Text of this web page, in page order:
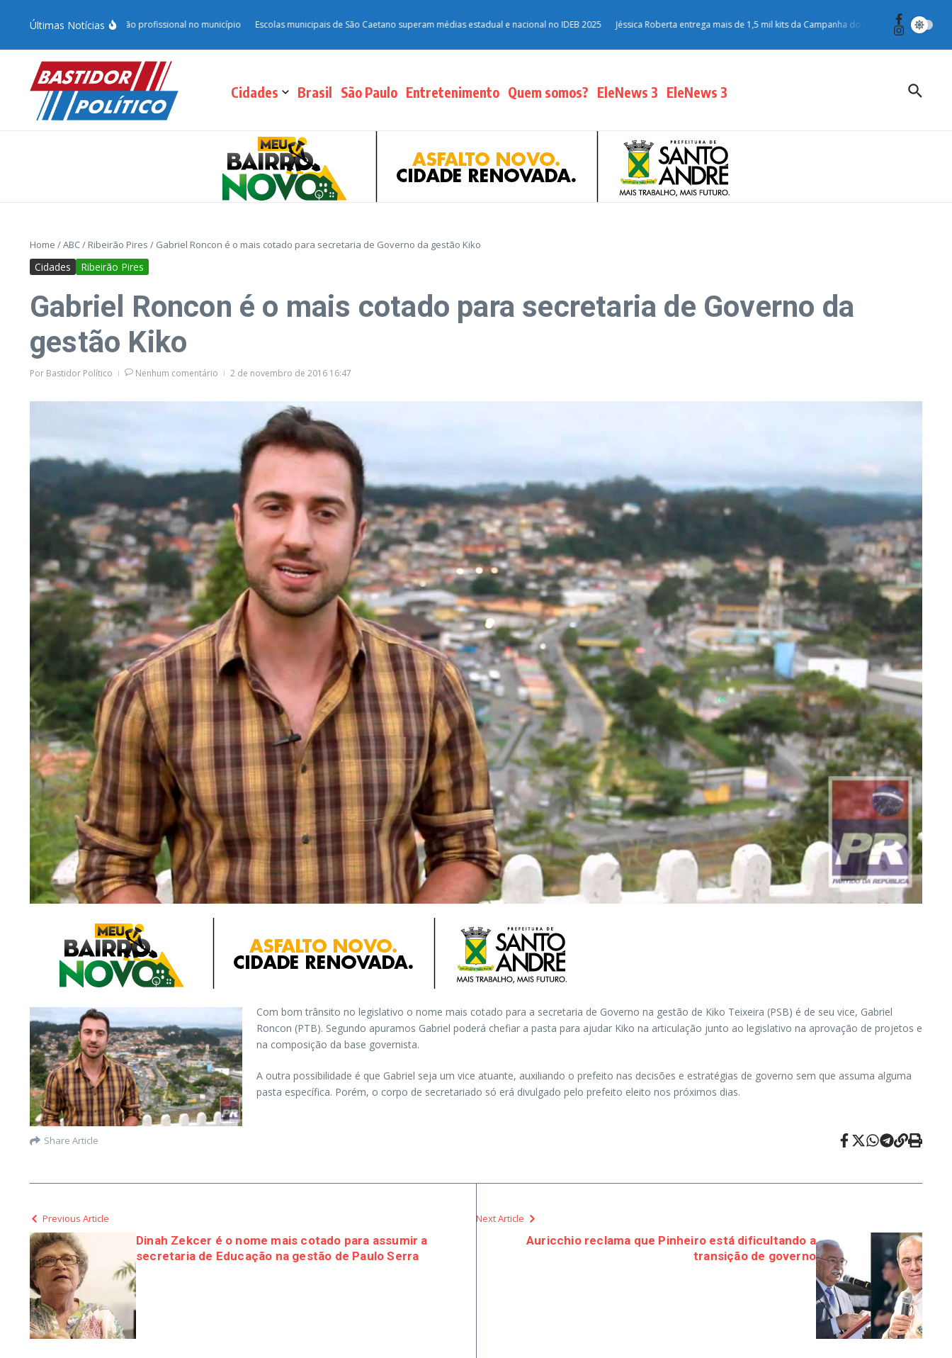
Últimas Notícias
e fortalece qualificação profissional no município Escolas municipais de São Caetano superam médias estadual e nacional no IDEB 2025 Jéssica Roberta entrega mais de 1,5 mil kits da Campanha do Agasalho para moradores
Cidades Brasil São Paulo Entretenimento Quem somos? EleNews 3 EleNews 3
Home /ABC/ Ribeirão Pires / Gabriel Roncon é o mais cotado para secretaria de Governo da gestão Kiko
Cidades Ribeirão Pires
Gabriel Roncon é o mais cotado para secretaria de Governo da
gestão Kiko
Por Bastidor Político Nenhum comentário 2 de novembro de 2016 16:47
Com bom trânsito no legislativo o nome mais cotado para a secretaria de Governo na gestão de Kiko Teixeira (PSB) é de seu vice, Gabriel
Roncon (PTB). Segundo apuramos Gabriel poderá chefiar a pasta para ajudar Kiko na articulação junto ao legislativo na aprovação de projetos e
na composição da base governista.
A outra possibilidade é que Gabriel seja um vice atuante, auxiliando o prefeito nas decisões e estratégias de governo sem que assuma alguma
pasta específica. Porém, o corpo de secretariado só erá divulgado pelo prefeito eleito nos próximos dias.
Share Article
Previous Article
Dinah Zekcer é o nome mais cotado para assumir a
secretaria de Educação na gestão de Paulo Serra
Next Article
Auricchio reclama que Pinheiro está dificultando a
transição de governo